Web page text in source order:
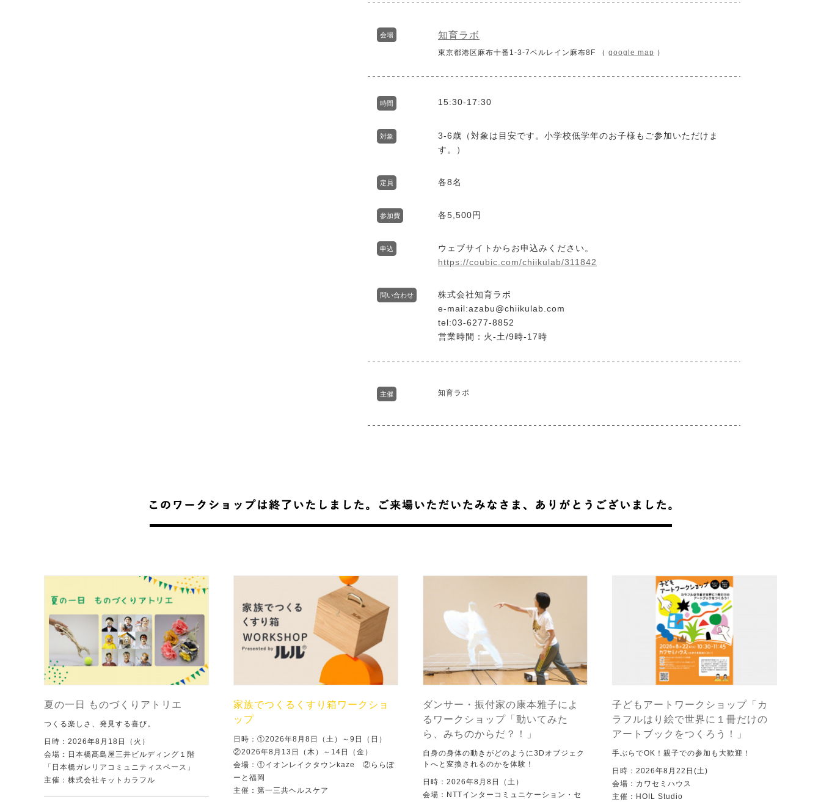
会場 知育ラボ
東京都港区麻布十番1-3-7ベルレイン麻布8F （ google map ）
時間 15:30-17:30
対象
3-6歳（対象は目安です。小学校低学年のお子様もご参加いただけま
す。）
定員 各8名
参加費 各5,500円
申込
ウェブサイトからお申込みください。
https://coubic.com/chiikulab/311842
問い合わせ
株式会社知育ラボ
e-mail:azabu@chiikulab.com
tel:03-6277-8852
営業時間：火-土/9時-17時
主催 知育ラボ
夏の一日 ものづくりアトリエ
つくる楽しさ、発見する喜び。
日時：2026年8月18日（火）
会場：日本橋髙島屋三井ビルディング１階
「日本橋ガレリアコミュニティスペース」
主催：株式会社キットカラフル
家族でつくるくすり箱ワークショ
ップ
日時：①2026年8月8日（土）～9日（日）
②2026年8月13日（木）～14日（金）
会場：①イオンレイクタウンkaze ②ららぽ
ーと福岡
主催：第一三共ヘルスケア
ダンサー・振付家の康本雅子によ
るワークショップ「動いてみた
ら、みちのからだ？！」
自身の身体の動きがどのように3Dオブジェク
トへと変換されるのかを体験！
日時：2026年8月8日（土）
会場：NTTインターコミュニケーション・セ
子どもアートワークショップ「カ
ラフルはり絵で世界に１冊だけの
アートブックをつくろう！」
手ぶらでOK！親子での参加も大歓迎！
日時：2026年8月22日(土)
会場：カワセミハウス
主催：HOIL Studio